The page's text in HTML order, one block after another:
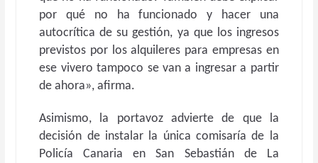
por qué no ha funcionado y hacer una
autocrítica de su gestión, ya que los ingresos
previstos por los alquileres para empresas en
ese vivero tampoco se van a ingresar a partir
de ahora», afirma.
Asimismo, la portavoz advierte de que la
decisión de instalar la única comisaría de la
Policía Canaria en San Sebastián de La